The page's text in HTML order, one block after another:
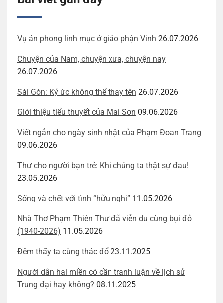
Vụ án phong linh mục ở giáo phận Vinh 26.07.2026
Chuyện của Nam, chuyện xưa, chuyện nay
26.07.2026
Sài Gòn: Ký ức không thể thay tên 26.07.2026
Giới thiệu tiểu thuyết của Mai Sơn 09.06.2026
Viết ngắn cho ngày sinh nhật của Phạm Đoan Trang
09.06.2026
Thư cho người bạn trẻ: Khi chúng ta thật sự đau!
23.05.2026
Sống và chết với tình “hữu nghị” 11.05.2026
Nhà Thơ Phạm Thiên Thư đã viễn du cùng bụi đỏ
(1940-2026) 11.05.2026
Đêm thấy ta cùng thác đổ 23.11.2025
Người dân hai miền có cần tranh luận về lịch sử
Trung đại hay không? 08.11.2025